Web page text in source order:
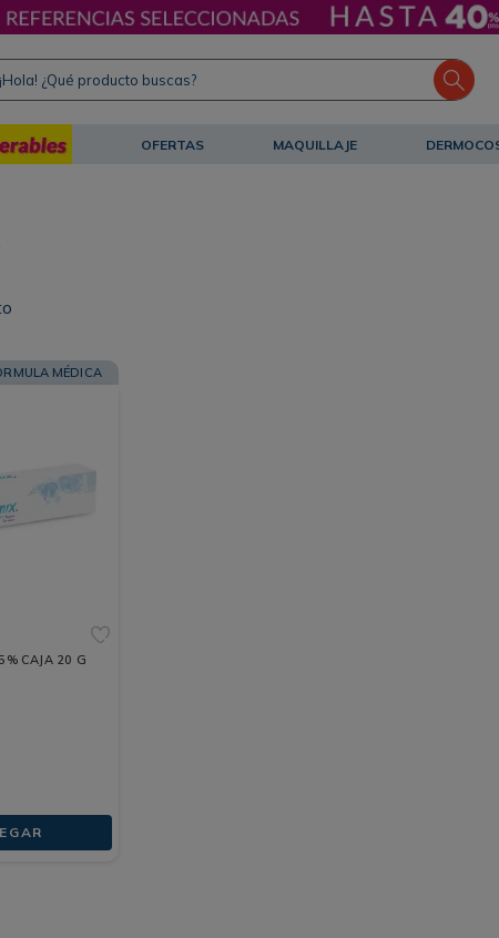
¿Qué producto buscas?
OFERTAS MAQUILLAJE
MÉDICA
CAJA 20 G